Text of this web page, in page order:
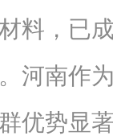
料，已
河南作
优势显